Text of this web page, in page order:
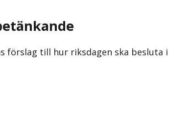
till hur riksdagen ska besluta